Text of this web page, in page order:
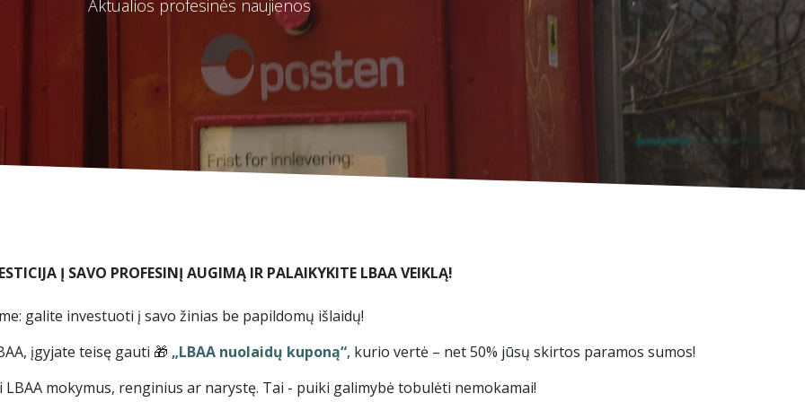
Aktualios profesinės naujienos
Į SAVO PROFESINĮ AUGIMĄ IR PALAIKYKITE LBAA VEIKLĄ!​
galite investuoti į savo žinias be papildomų išlaidų!
įgyjate teisę gauti 🎁 „LBAA nuolaidų kuponą“, kurio vertė – net 50% jūsų skirtos paramos sumos!
mokymus, renginius ar narystę. Tai - puiki galimybė tobulėti nemokamai!